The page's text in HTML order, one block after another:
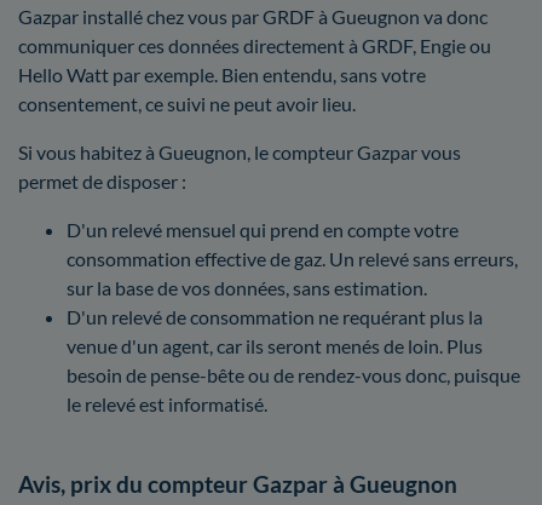
Gazpar installé chez vous par GRDF à Gueugnon va donc
communiquer ces données directement à GRDF, Engie ou
Hello Watt par exemple. Bien entendu, sans votre
consentement, ce suivi ne peut avoir lieu.
Si vous habitez à Gueugnon, le compteur Gazpar vous
permet de disposer :
D'un relevé mensuel qui prend en compte votre
consommation effective de gaz. Un relevé sans erreurs,
sur la base de vos données, sans estimation.
D'un relevé de consommation ne requérant plus la
venue d'un agent, car ils seront menés de loin. Plus
besoin de pense-bête ou de rendez-vous donc, puisque
le relevé est informatisé.
Avis, prix du compteur Gazpar à Gueugnon